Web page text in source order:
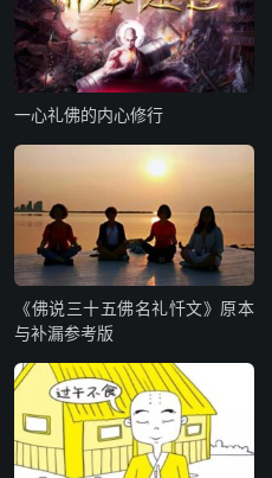
一心礼佛的内心修行
《佛说三十五佛名礼忏文》原本
与补漏参考版